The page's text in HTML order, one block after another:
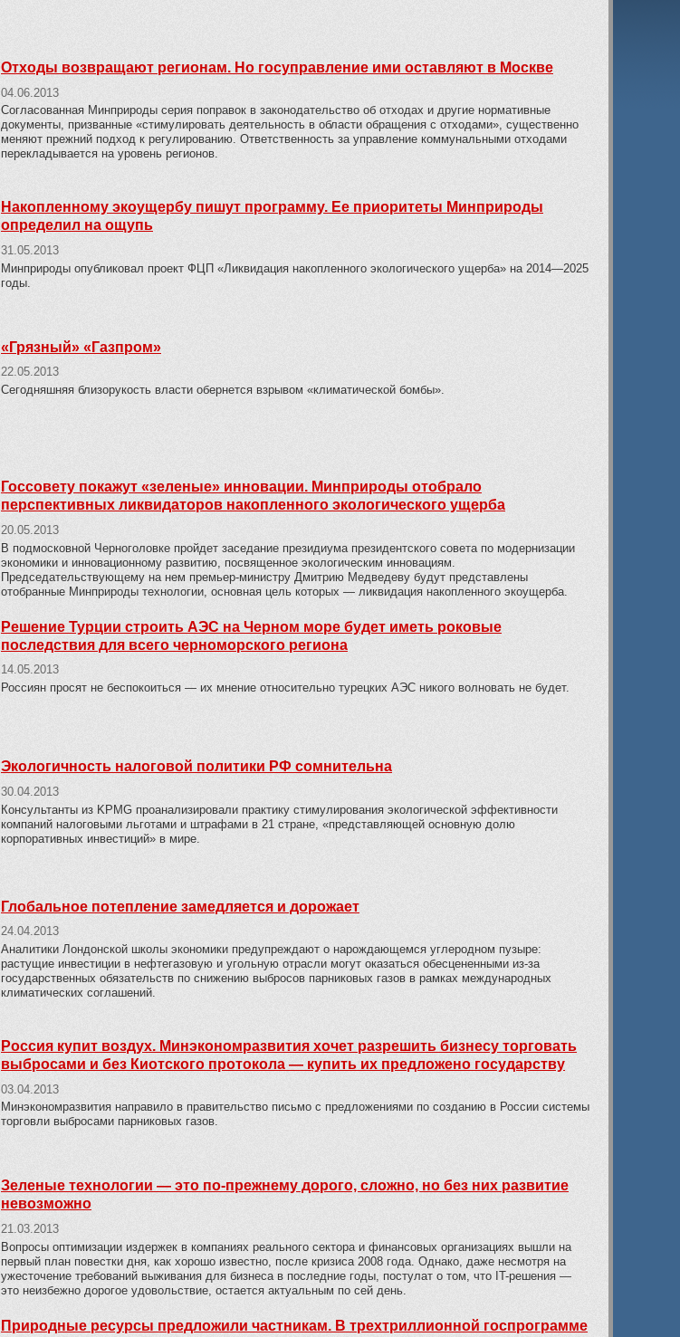
Отходы возвращают регионам. Но госуправление ими оставляют в Москве
04.06.2013
Согласованная Минприроды серия поправок в законодательство об отходах и другие нормативные
документы, призванные «стимулировать деятельность в области обращения с отходами», существенно
меняют прежний подход к регулированию. Ответственность за управление коммунальными отходами
перекладывается на уровень регионов.
Накопленному экоущербу пишут программу. Ее приоритеты Минприроды
определил на ощупь
31.05.2013
Минприроды опубликовал проект ФЦП «Ликвидация накопленного экологического ущерба» на 2014—2025
годы.
«Грязный» «Газпром»
22.05.2013
Сегодняшняя близорукость власти обернется взрывом «климатической бомбы».
Госсовету покажут «зеленые» инновации. Минприроды отобрало
перспективных ликвидаторов накопленного экологического ущерба
20.05.2013
В подмосковной Черноголовке пройдет заседание президиума президентского совета по модернизации
экономики и инновационному развитию, посвященное экологическим инновациям.
Председательствующему на нем премьер-министру Дмитрию Медведеву будут представлены
отобранные Минприроды технологии, основная цель которых — ликвидация накопленного экоущерба.
Решение Турции строить АЭС на Черном море будет иметь роковые
последствия для всего черноморского региона
14.05.2013
Россиян просят не беспокоиться — их мнение относительно турецких АЭС никого волновать не будет.
Экологичность налоговой политики РФ сомнительна
30.04.2013
Консультанты из KPMG проанализировали практику стимулирования экологической эффективности
компаний налоговыми льготами и штрафами в 21 стране, «представляющей основную долю
корпоративных инвестиций» в мире.
Глобальное потепление замедляется и дорожает
24.04.2013
Аналитики Лондонской школы экономики предупреждают о нарождающемся углеродном пузыре:
растущие инвестиции в нефтегазовую и угольную отрасли могут оказаться обесцененными из-за
государственных обязательств по снижению выбросов парниковых газов в рамках международных
климатических соглашений.
Россия купит воздух. Минэкономразвития хочет разрешить бизнесу торговать
выбросами и без Киотского протокола — купить их предложено государству
03.04.2013
Минэкономразвития направило в правительство письмо с предложениями по созданию в России системы
торговли выбросами парниковых газов.
Зеленые технологии — это по-прежнему дорого, сложно, но без них развитие
невозможно
21.03.2013
Вопросы оптимизации издержек в компаниях реального сектора и финансовых организациях вышли на
первый план повестки дня, как хорошо известно, после кризиса 2008 года. Однако, даже несмотря на
ужесточение требований выживания для бизнеса в последние годы, постулат о том, что IT-решения —
это неизбежно дорогое удовольствие, остается актуальным по сей день.
Природные ресурсы предложили частникам. В трехтриллионной госпрограмме